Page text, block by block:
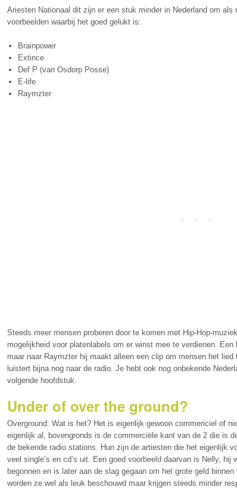
Ariesten Nationaal dit zijn er een stuk minder in Nederland om als
voorbeelden waarbij het goed gelukt is:
Brainpower
Extince
Def P (van Osdorp Posse)
E-life
Raymzter
Steeds meer mensen proberen door te komen met Hip-Hop-
mogelijkheid voor platenlabels om er winst mee te verdienen.
maar naar Raymzter hij maakt alleen een clip om mensen het
luistert bijna nog naar de radio. Je hebt ook nog onbekende
volgende hoofdstuk.
Under of over the ground?
Overground: Wat is het? Het is eigenlijk gewoon commericiel of
eigenlijk al, bovengronds is de commerciële kant van de 2 die is
de bekende radio stations. Hun zijn de artiesten die het eigenlijk
veel single’s en cd’s uit. Een goed voorbeeld daarvan is Nelly, hij
begonnen en is later aan de slag gegaan om het grote geld
worden ze wel als leuk beschouwd maar krijgen steeds minder